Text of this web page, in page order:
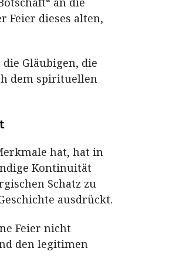
Feier dieses alten,
Gläubigen, die
dem spirituellen
hat, hat in
Kontinuität
Schatz zu
ausdrückt.
Feier nicht
den legitimen